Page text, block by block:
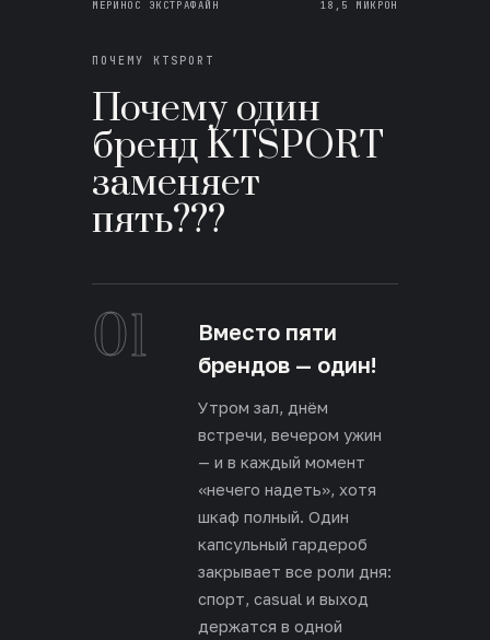
МЕРИНОС ЭКСТРАФАЙН 18,5 МИКРОН
ПОЧЕМУ KTSPORT
Почему один
бренд KTSPORT
заменяет
пять???
01
Вместо пяти
брендов — один!
Утром зал, днём
встречи, вечером ужин
— и в каждый момент
«нечего надеть», хотя
шкаф полный. Один
капсульный гардероб
закрывает все роли дня:
спорт, casual и выход
держатся в одной